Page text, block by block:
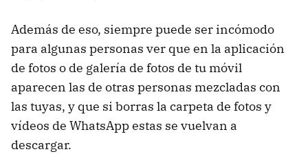
Además de eso, siempre puede ser incómodo
para algunas personas ver que en la aplicación
de fotos o de galería de fotos de tu móvil
aparecen las de otras personas mezcladas con
las tuyas, y que si borras la carpeta de fotos y
vídeos de WhatsApp estas se vuelvan a
descargar.